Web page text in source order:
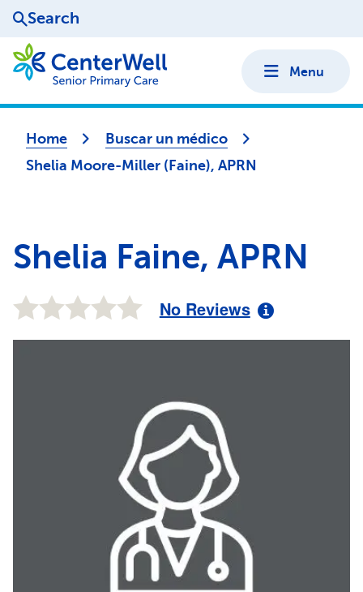
Search
Menu
Home
Buscar un médico
Shelia Moore-Miller (Faine), APRN
Shelia Faine, APRN
No Reviews